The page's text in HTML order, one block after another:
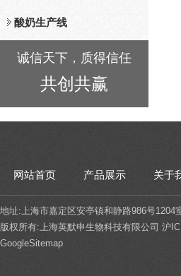
酸奶生产线
诚信天下，质得信任
共创共赢
网站首页 产品展示 关于
地址:上海市嘉定区安亭镇和静路986号1204
版权所有:上海英默申生物科技有限公司 沪
GoogleSitemap